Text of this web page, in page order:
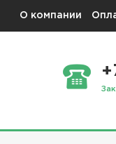
О компании